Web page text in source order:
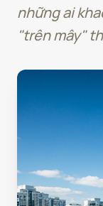
những ai
"trên mây"